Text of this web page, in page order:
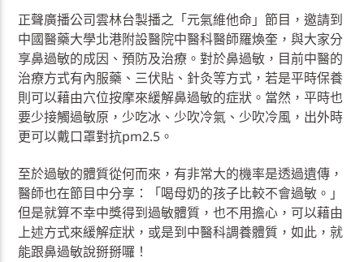
正聲廣播公司雲林台製播之「元氣維他命」節目，邀請到
中國醫藥大學北港附設醫院中醫科醫師羅煥奎，與大家分
享鼻過敏的成因、預防及治療。對於鼻過敏，目前中醫的
治療方式有內服藥、三伏貼、針灸等方式，若是平時保養
則可以藉由穴位按摩來緩解鼻過敏的症狀。當然，平時也
要少接觸過敏原，少吃冰、少吹冷氣、少吹冷風，出外時
更可以戴口罩對抗pm2.5。
至於過敏的體質從何而來，有非常大的機率是透過遺傳，
醫師也在節目中分享：「喝母奶的孩子比較不會過敏。」
但是就算不幸中獎得到過敏體質，也不用擔心，可以藉由
上述方式來緩解症狀，或是到中醫科調養體質，如此，就
能跟鼻過敏說掰掰囉！